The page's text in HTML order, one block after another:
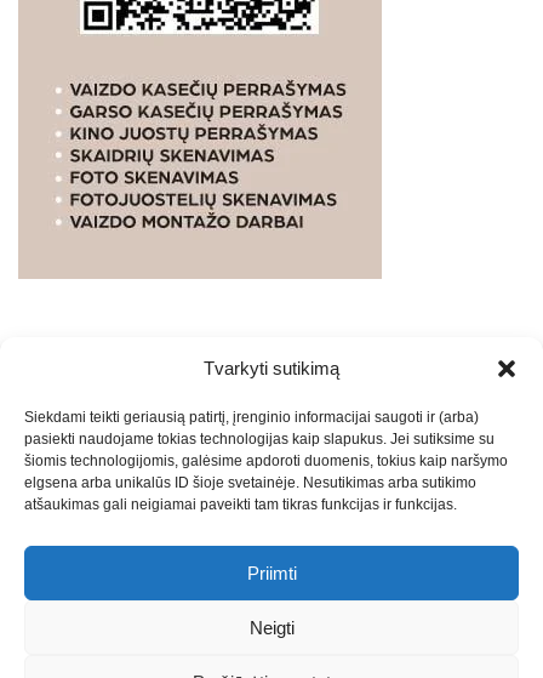
Tvarkyti sutikimą
Siekdami teikti geriausią patirtį, įrenginio informacijai saugoti ir (arba)
pasiekti naudojame tokias technologijas kaip slapukus. Jei sutiksime su
šiomis technologijomis, galėsime apdoroti duomenis, tokius kaip naršymo
elgsena arba unikalūs ID šioje svetainėje. Nesutikimas arba sutikimo
atšaukimas gali neigiamai paveikti tam tikras funkcijas ir funkcijas.
Priimti
Neigti
PASLAUGOS. SEO tekstų rašymas, turinio kūrimas,
straipsnių rašymas ir talpinimas į mūsų valdomas
svetaines.2026Armijai.LTTheme: Express News ByAdore
Themes.
Marketingo agentūra -Teisinės
-Saulius Narbutas